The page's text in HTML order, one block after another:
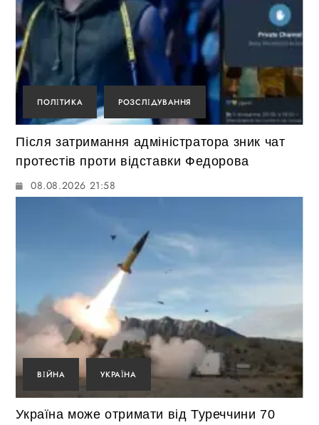
ПОЛІТИКА РОЗСЛІДУВАННЯ
Після затримання адміністратора зник чат
протестів проти відставки Федорова
08.08.2026 21:58
ВІЙНА УКРАЇНА
Україна може отримати від Туреччини 70